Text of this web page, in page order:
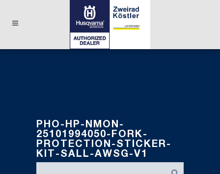
PHO-HP-NMON-
25101994050-FORK-
PROTECTION-STICKER-
KIT-SALL-AWSG-V1